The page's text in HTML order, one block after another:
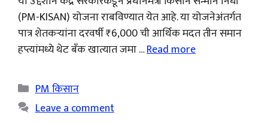
(PM-KISAN) योजना राबविण्यात येत आहे. या योजनेअंतर्गत
पात्र शेतकऱ्यांना दरवर्षी ₹6,000 ची आर्थिक मदत तीन समान
हप्त्यांमध्ये थेट बँक खात्यात जमा …Read more
Categories
PM किसान
Leave a comment